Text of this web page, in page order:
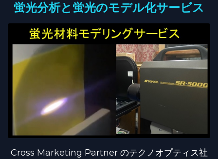
蛍光分析と蛍光のモデル化サービス
Cross Marketing Partner のテクノオプティス社